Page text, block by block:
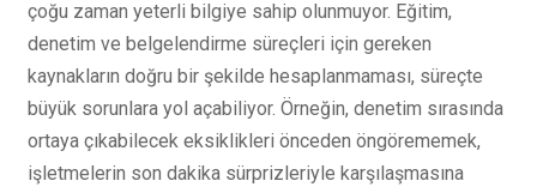
çoğu zaman yeterli bilgiye sahip olunmuyor. Eğitim,
denetim ve belgelendirme süreçleri için gereken
kaynakların doğru bir şekilde hesaplanmaması, süreçte
büyük sorunlara yol açabiliyor. Örneğin, denetim sırasında
ortaya çıkabilecek eksiklikleri önceden öngörememek,
işletmelerin son dakika sürprizleriyle karşılaşmasına